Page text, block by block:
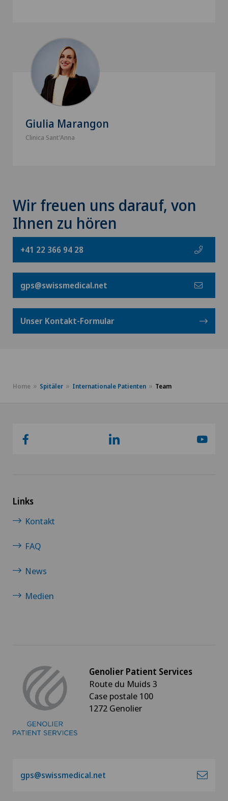
Giulia Marangon
Clinica Sant'Anna
Wir freuen uns darauf, von
Ihnen zu hören
+41 22 366 94 28
gps@swissmedical.net
Unser Kontakt-Formular
Home Spitäler Internationale Patienten Team
Links
Kontakt
FAQ
News
Medien
Genolier Patient Services
Route du Muids 3
Case postale 100
1272 Genolier
gps@swissmedical.net